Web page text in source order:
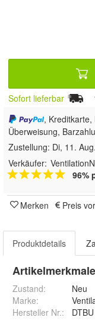
Sofort lieferbar
, Kreditkarte,
Überweisung,
Zustellung: Di, 11.
Verkäufer:
96%
Merken Preis
Produktdetails
Artikelmerkmale
Zustand:
Neu
Marke:
Hersteller Nr.: